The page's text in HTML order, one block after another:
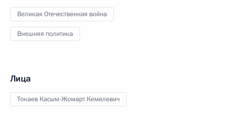
Великая Отечественная война
Внешняя политика
Лица
Токаев Касым-Жомарт Кемелевич